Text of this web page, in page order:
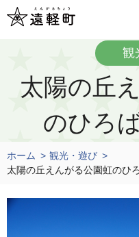
観
太陽の丘
のひろ
ホーム
観光・遊び
太陽の丘えんがる公園虹のひ